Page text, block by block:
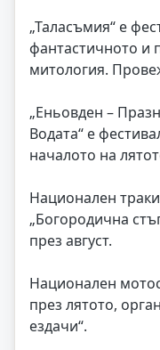
„Таласъмия“ е
фантастичното и
митология.
„Еньовден –
Водата“ е
началото на
Национален
„Богородична
през август.
Национален
през лятото,
ездачи“.